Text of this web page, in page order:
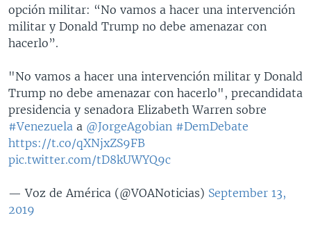
opción militar: “No vamos a hacer una intervención
militar y Donald Trump no debe amenazar con
hacerlo”.
"No vamos a hacer una intervención militar y Donald
Trump no debe amenazar con hacerlo", precandidata
presidencia y senadora Elizabeth Warren sobre
#Venezuela a @JorgeAgobian #DemDebate
https://t.co/qXNjxZS9FB
pic.twitter.com/tD8kUWYQ9c
— Voz de América (@VOANoticias) September 13,
2019